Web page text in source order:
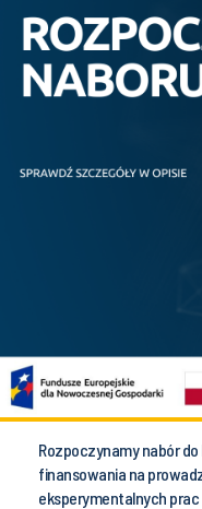
Rozpoczynamy nabór
finansowania na
eksperymentalnych